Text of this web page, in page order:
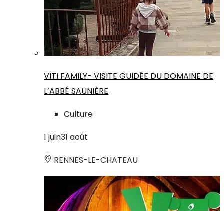
VITI FAMILY- VISITE GUIDÉE DU DOMAINE DE
L’ABBÉ SAUNIÈRE
Culture
1 juin31 août
RENNES-LE-CHATEAU